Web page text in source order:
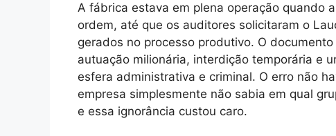
A fábrica estava em plena operação quando
ordem, até que os auditores solicitaram o
gerados no processo produtivo. O
autuação milionária, interdição temporária e
esfera administrativa e criminal. O erro não
empresa simplesmente não sabia em qual
e essa ignorância custou caro.